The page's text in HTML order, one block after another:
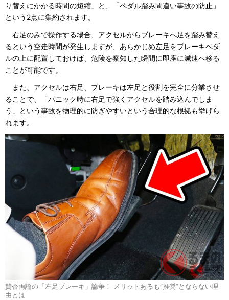
り替えにかかる時間の短縮」と、「ペダル踏み間違い事故の防止」
という2点に集約されます。
右足のみで操作する場合、アクセルからブレーキへ足を踏み替え
るという空走時間が発生しますが、あらかじめ左足をブレーキペダ
ルの上に配置しておけば、危険を察知した瞬間に即座に減速へ移る
ことが可能です。
また、アクセルは右足、ブレーキは左足と役割を完全に分業させ
ることで、「パニック時に右足で強くアクセルを踏み込んでしま
う」という事故を物理的に防ぎやすいという合理的な根拠も挙げら
れます。
賛否両論の「左足ブレーキ」論争！ メリットあるも“推奨”とならない理
由とは